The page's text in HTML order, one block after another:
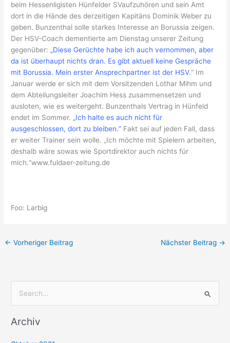
beim Hessenligisten Hünfelder SVaufzuhören und sein Amt
dort in die Hände des derzeitigen Kapitäns Dominik Weber zu
geben. Bunzenthal solle starkes Interesse an Borussia zeigen.
Der HSV-Coach dementierte am Dienstag unserer Zeitung
gegenüber: „Diese Gerüchte habe ich auch vernommen, aber
da ist überhaupt nichts dran. Es gibt aktuell keine Gespräche
mit Borussia. Mein erster Ansprechpartner ist der HSV.“ Im
Januar werde er sich mit dem Vorsitzenden Lothar Mihm und
dem Abteilungsleiter Joachim Hess zusammensetzen und
ausloten, wie es weitergeht. Bunzenthals Vertrag in Hünfeld
endet im Sommer. „Ich halte es auch nicht für
ausgeschlossen, dort zu bleiben.“ Fakt sei auf jeden Fall, dass
er weiter Trainer sein wolle. „Ich möchte mit Spielern arbeiten,
deshalb wäre sowas wie Sportdirektor auch nichts für
mich.“www.fuldaer-zeitung.de
Foo: Larbig
← Vorheriger Beitrag Nächster Beitrag →
c
Archiv